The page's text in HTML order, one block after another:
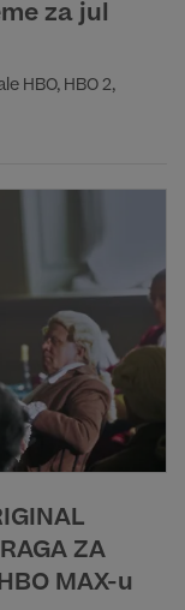
za jul
HBO, HBO 2,
ZA
MAX-u